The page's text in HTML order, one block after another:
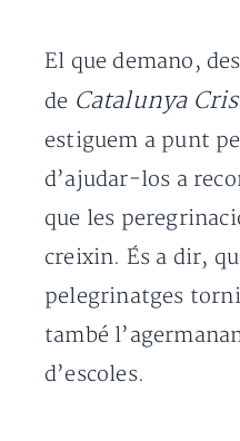
El que demano,
de Catalunya
estiguem a punt
d’ajudar-los a
que les
creixin. És a dir,
pelegrinatges
també
d’escoles.